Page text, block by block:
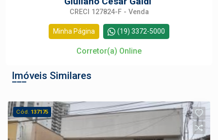
CRECI 127824-F - Venda
Minha Página (19) 3372-5000
Corretor(a) Online
Imóveis Similares
Cód. 137175